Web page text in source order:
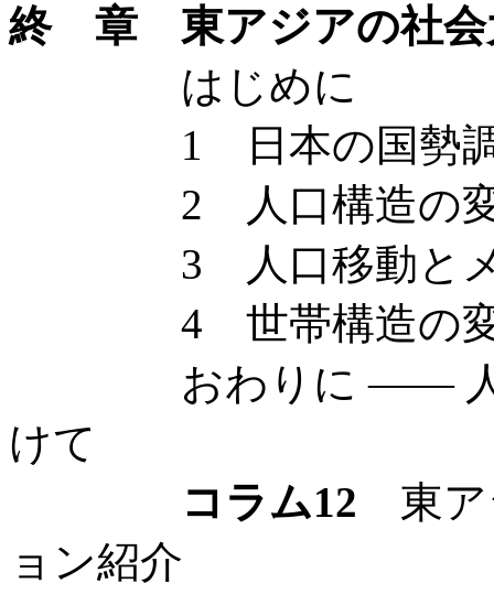
終 章 東アジアの社会
はじめに
1 日本の国勢調
2 人口構造の変化
3 人口移動とメ
4 世帯構造の変化
おわりに —— 人口
けて
コラム12 東ア
ョン紹介